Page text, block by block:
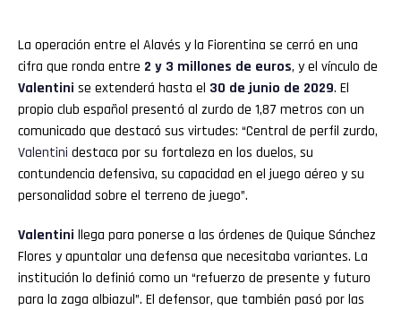
La operación entre el Alavés y la Fiorentina se cerró en una
cifra que ronda entre 2 y 3 millones de euros, y el vínculo de
Valentini se extenderá hasta el 30 de junio de 2029. El
propio club español presentó al zurdo de 1,87 metros con un
comunicado que destacó sus virtudes: “Central de perfil zurdo,
Valentini destaca por su fortaleza en los duelos, su
contundencia defensiva, su capacidad en el juego aéreo y su
personalidad sobre el terreno de juego”.
Valentini llega para ponerse a las órdenes de Quique Sánchez
Flores y apuntalar una defensa que necesitaba variantes. La
institución lo definió como un “refuerzo de presente y futuro
para la zaga albiazul”. El defensor, que también pasó por las